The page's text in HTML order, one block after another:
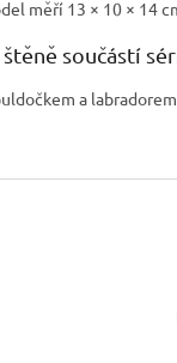
měří 13 × 10 × 14
štěně součástí
a